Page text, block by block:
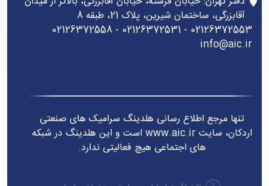
آقابزرگی، ساختمان شیرین، پلاک 21، طبقه 8
02126372553 - 02126372531 - 02126372558
info@aic.ir
تنها مرجع اطلاع رسانی هلدینگ سرامیک های صنعتی
اردکان، سایت www.aic.ir است و این هلدینگ در شبکه
های اجتماعی هیچ فعالیتی ندارد.